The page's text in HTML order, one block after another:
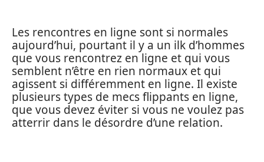
Les rencontres en ligne sont si normales
aujourd’hui, pourtant il y a un ilk d’hommes
que vous rencontrez en ligne et qui vous
semblent n’être en rien normaux et qui
agissent si différemment en ligne. Il existe
plusieurs types de mecs flippants en ligne,
que vous devez éviter si vous ne voulez pas
atterrir dans le désordre d’une relation.